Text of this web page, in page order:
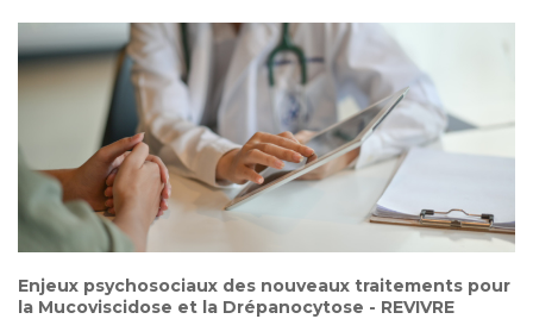
SOIGNER AUJOURD'HUI
GUÉRIR DEMAIN
AGIR ENSEMBLE
Enjeux psychosociaux des nouveaux traitements pour
la Mucoviscidose et la Drépanocytose - REVIVRE